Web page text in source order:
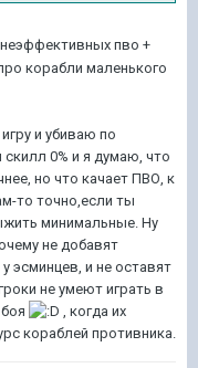
пво +
корабли маленького
и убиваю по
0% и я думаю, что
но что качает ПВО, к
то точно,если ты
минимальные. Ну
не добавят
эсминцев, и не оставят
не умеют играть в
, когда их
кораблей противника.